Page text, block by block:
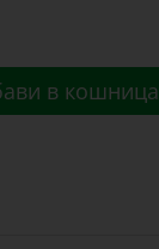
в кошница